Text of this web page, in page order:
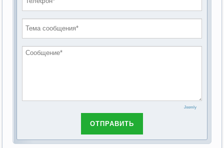
обсуждению Федерального закона Российской
основах социального обслуживания граждан в
2019 год
2018 год
Joomly
ОТПРАВИТЬ